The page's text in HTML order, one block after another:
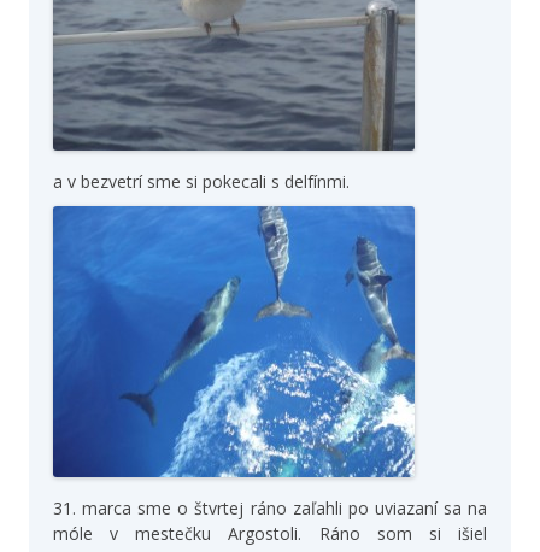
a v bezvetrí sme si pokecali s delfínmi.
31. marca sme o štvrtej ráno zaľahli po uviazaní sa na
móle v mestečku Argostoli. Ráno som si išiel